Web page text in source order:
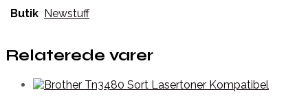
Butik Newstuff
Relaterede varer